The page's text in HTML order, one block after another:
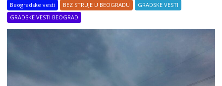
Beogradske vesti
BEZ STRUJE U BEOGRADU
GRADSKE VESTI
GRADSKE VESTI BEOGRAD